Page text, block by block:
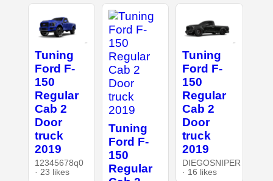
Tuning
Ford F-
150
Regular
Cab 2
Door
truck
2019
12345678q0
· 23 likes
Tuning
Ford F-
150
Regular
Tuning
Ford F-
150
Regular
Cab 2
Door
truck
2019
DIEGOSNIPER
· 16 likes